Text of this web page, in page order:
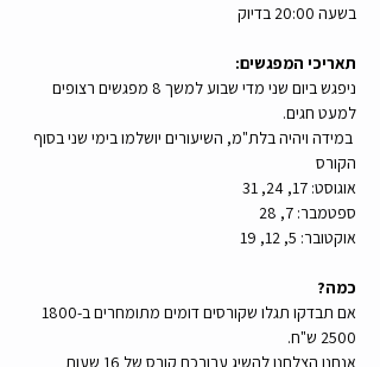
בשעה 20:00 בדיוק
תאריכי המפגשים:
ניפגש ביום שני מדי שבוע למשך 8 מפגשים רצופים
למעט חגים.
במידה ויהיה בלת"מ, השיעורים יושלמו בימי שני בסוף
הקורס
אוגוסט: 17, 24, 31
ספטמבר: 7, 28
אוקטובר: 5, 12, 19
כמה?
אם תבדקו תגלו שקורסים דומים מתומחרים ב1800-
2500 ש"ח.
אנחנו הצלחנו להשיג עבורכם קורס של 16 שעות